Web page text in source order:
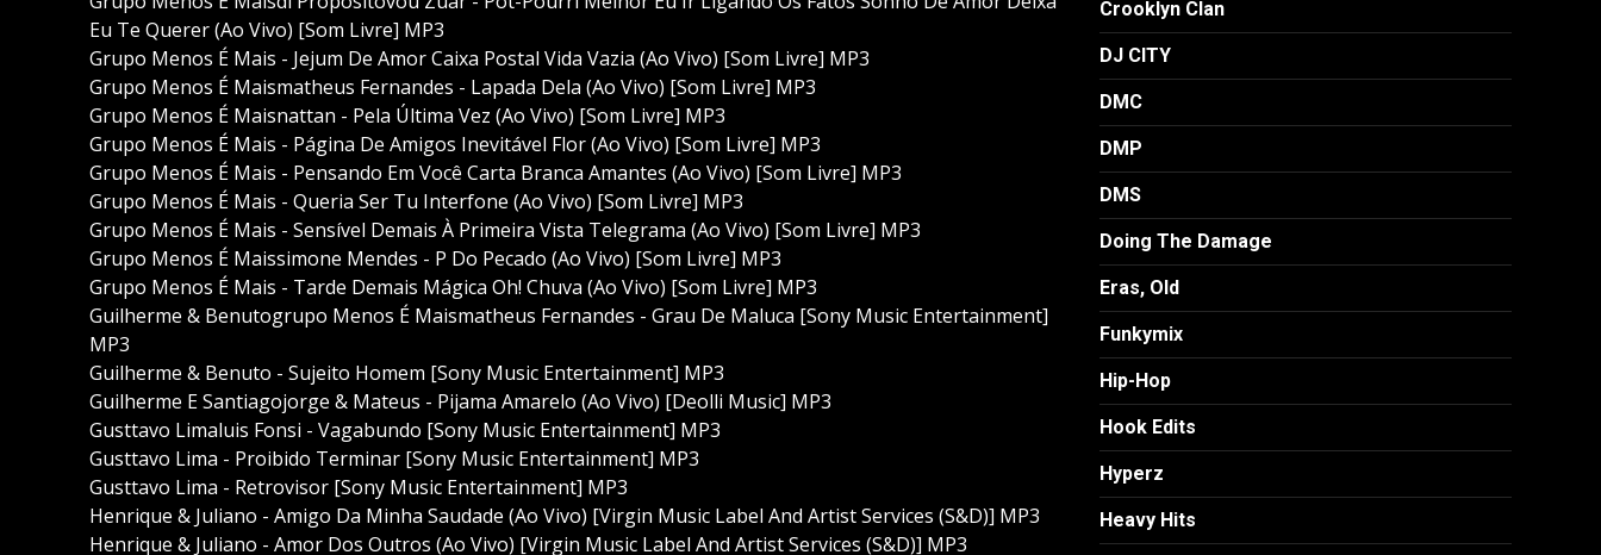
Eu Te Querer (Ao Vivo) [Som Livre] MP3
Grupo Menos É Mais - Jejum De Amor Caixa Postal Vida Vazia (Ao Vivo) [Som Livre] MP3
Grupo Menos É Maismatheus Fernandes - Lapada Dela (Ao Vivo) [Som Livre] MP3
Grupo Menos É Maisnattan - Pela Última Vez (Ao Vivo) [Som Livre] MP3
Grupo Menos É Mais - Página De Amigos Inevitável Flor (Ao Vivo) [Som Livre] MP3
Grupo Menos É Mais - Pensando Em Você Carta Branca Amantes (Ao Vivo) [Som Livre] MP3
Grupo Menos É Mais - Queria Ser Tu Interfone (Ao Vivo) [Som Livre] MP3
Grupo Menos É Mais - Sensível Demais À Primeira Vista Telegrama (Ao Vivo) [Som Livre] MP3
Grupo Menos É Maissimone Mendes - P Do Pecado (Ao Vivo) [Som Livre] MP3
Grupo Menos É Mais - Tarde Demais Mágica Oh! Chuva (Ao Vivo) [Som Livre] MP3
Guilherme & Benutogrupo Menos É Maismatheus Fernandes - Grau De Maluca [Sony Music Entertainment]
MP3
Guilherme & Benuto - Sujeito Homem [Sony Music Entertainment] MP3
Guilherme E Santiagojorge & Mateus - Pijama Amarelo (Ao Vivo) [Deolli Music] MP3
Gusttavo Limaluis Fonsi - Vagabundo [Sony Music Entertainment] MP3
Gusttavo Lima - Proibido Terminar [Sony Music Entertainment] MP3
Gusttavo Lima - Retrovisor [Sony Music Entertainment] MP3
Henrique & Juliano - Amigo Da Minha Saudade (Ao Vivo) [Virgin Music Label And Artist Services (S&D)] MP3
Henrique & Juliano - Amor Dos Outros (Ao Vivo) [Virgin Music Label And Artist Services (S&D)] MP3
Crooklyn Clan
DJ CITY
DMC
DMP
DMS
Doing The Damage
Eras, Old
Funkymix
Hip-Hop
Hook Edits
Hyperz
Heavy Hits